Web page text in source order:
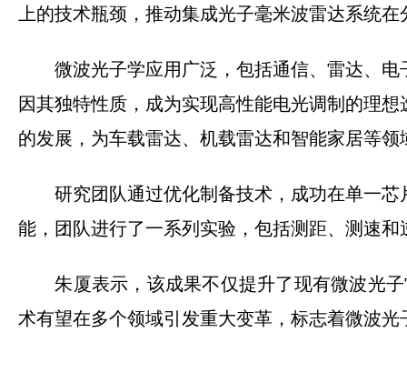
上的技术瓶颈，推动集成光子毫米波雷达系统
微波光子学应用广泛，包括通信、雷达、电
因其独特性质，成为实现高性能电光调制的理
的发展，为车载雷达、机载雷达和智能家居等领
研究团队通过优化制备技术，成功在单一芯
能，团队进行了一系列实验，包括测距、测速
朱厦表示，该成果不仅提升了现有微波光子
术有望在多个领域引发重大变革，标志着微波